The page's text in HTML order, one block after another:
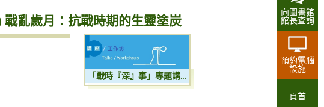
向圖書館
館長查詢
預約電腦
設施
頁首
戰亂歲月：抗戰時期的生靈塗炭
「戰時『深』事」專題講座系列 (I) 戰亂歲月：抗戰時期的生靈塗炭